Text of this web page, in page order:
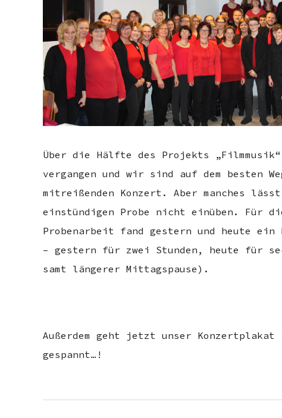
Über die Hälfte des Projekts
vergangen und wir sind auf dem besten
mitreißenden Konzert. Aber manches
einstündigen Probe nicht einüben. Für
Probenarbeit fand gestern und heute ein
– gestern für zwei Stunden, heute für
samt längerer Mittagspause).
Außerdem geht jetzt unser
gespannt…!